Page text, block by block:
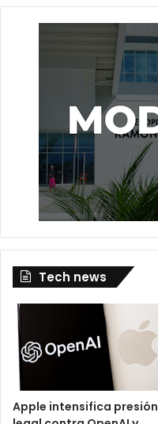
Tech news
Apple intensifica presión